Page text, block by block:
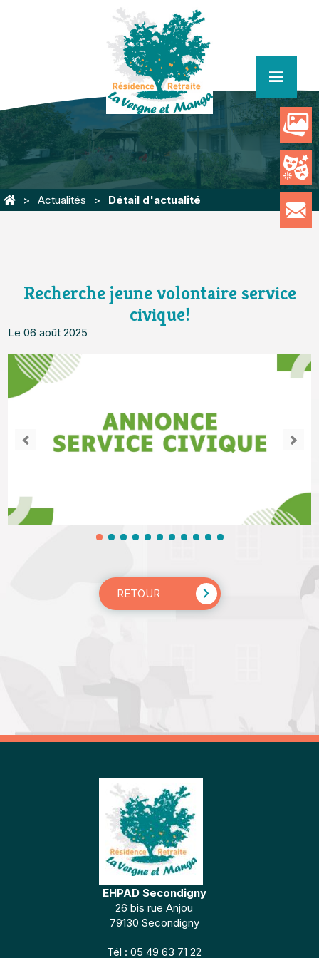
menu
Actualités Détail d'actualité
Recherche jeune volontaire service
civique!
Le 06 août 2025
RETOUR
EHPAD Secondigny
26 bis rue Anjou
79130 Secondigny
Tél : 05 49 63 71 22